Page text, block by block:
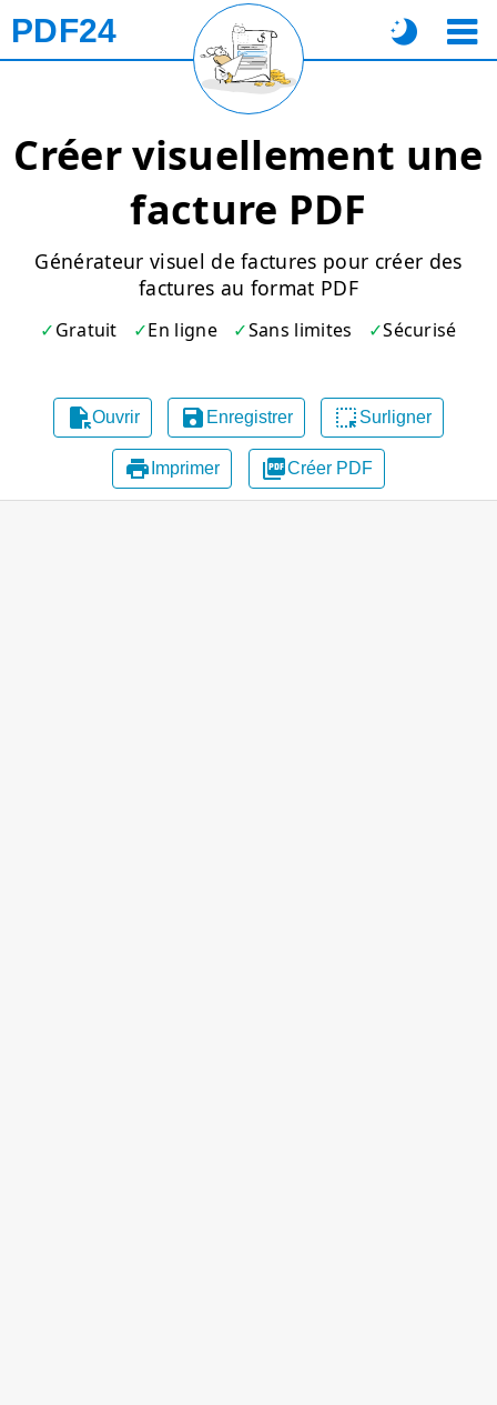
PDF24
Créer visuellement une
facture PDF
Générateur visuel de factures pour créer des
factures au format PDF
Gratuit En ligne Sans limites Sécurisé
Ouvrir  Enregistrer  Surligner
 Imprimer Créer PDF